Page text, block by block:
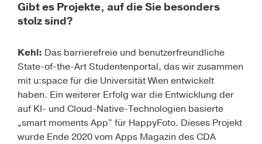
Gibt es Projekte, auf die Sie besonders
stolz sind?
Kehl: Das barrierefreie und benutzerfreundliche
State-of-the-Art Studentenportal, das wir zusammen
mit u:space für die Universität Wien entwickelt
haben. Ein weiterer Erfolg war die Entwicklung der
auf KI- und Cloud-Native-Technologien basierte
„smart moments App“ für HappyFoto. Dieses Projekt
wurde Ende 2020 vom Apps Magazin des CDA